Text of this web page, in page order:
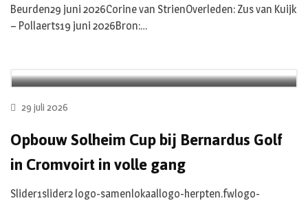
Beurden29 juni 2026Corine van StrienOverleden: Zus van Kuijk
– Pollaerts19 juni 2026Bron:…
29 juli 2026
Opbouw Solheim Cup bij Bernardus Golf
in Cromvoirt in volle gang
Slider1slider2 logo-samenlokaallogo-herpten.fwlogo-